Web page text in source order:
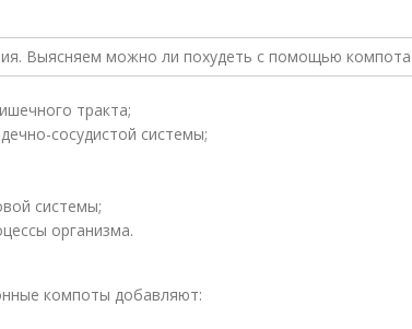
тракта;
сосудистой системы;
системы;
организма.
компоты добавляют: